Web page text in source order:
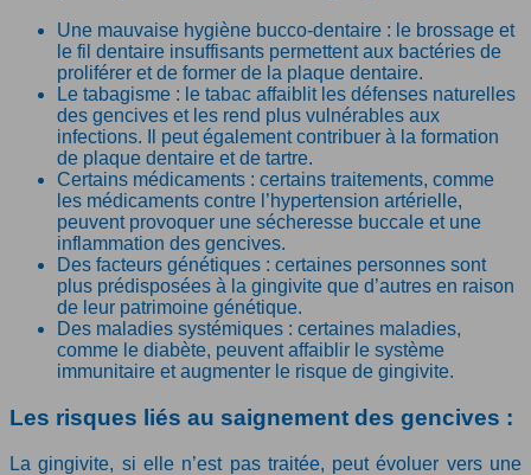
Une mauvaise hygiène bucco-dentaire : le brossage et
le fil dentaire insuffisants permettent aux bactéries de
proliférer et de former de la plaque dentaire.
Le tabagisme : le tabac affaiblit les défenses naturelles
des gencives et les rend plus vulnérables aux
infections. Il peut également contribuer à la formation
de plaque dentaire et de tartre.
Certains médicaments : certains traitements, comme
les médicaments contre l’hypertension artérielle,
peuvent provoquer une sécheresse buccale et une
inflammation des gencives.
Des facteurs génétiques : certaines personnes sont
plus prédisposées à la gingivite que d’autres en raison
de leur patrimoine génétique.
Des maladies systémiques : certaines maladies,
comme le diabète, peuvent affaiblir le système
immunitaire et augmenter le risque de gingivite.
Les risques liés au saignement des gencives :
La gingivite, si elle n’est pas traitée, peut évoluer vers une